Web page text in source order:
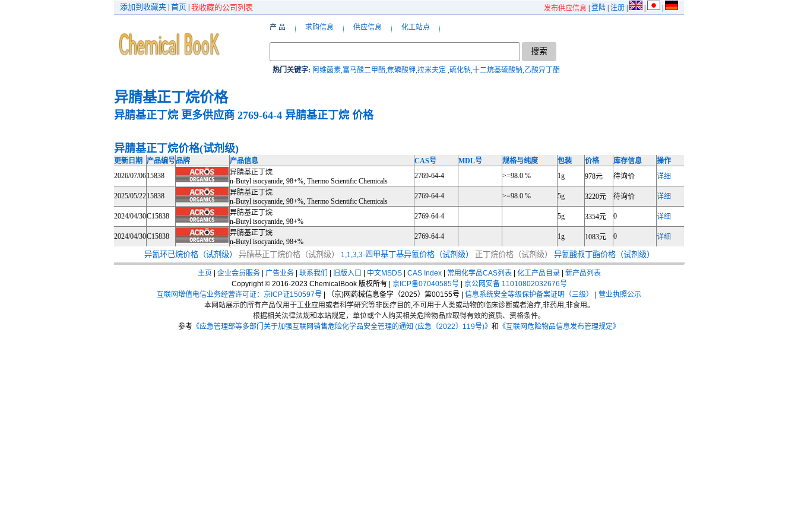
发布供应信息 登陆 注册
添加到收藏夹 首页 我收藏的公司列表
产 品 求购信息 供应信息 化工站点
热门关键字: 阿维菌素 富马酸二甲酯 焦磷酸钾 拉米夫定 硫化钠 十二烷基硫酸钠 乙酸异丁酯
异腈基正丁烷价格
异腈基正丁烷 更多供应商 2769-64-4 异腈基正丁烷 价格
异腈基正丁烷价格(试剂级)
更新日期 产品编号品牌 产品信息 CAS号 MDL号 规格与纯度 包装 价格 库存信息
操作
2026/07/0615838
异腈基正丁烷
n-Butyl isocyanide, 98+%, Thermo Scientific Chemicals
2769-64-4 >=98.0 % 1g 978元 待询价 详细
2025/05/2215838
异腈基正丁烷
n-Butyl isocyanide, 98+%, Thermo Scientific Chemicals
2769-64-4 >=98.0 % 5g 3220元 待询价 详细
2024/04/30C15838
异腈基正丁烷
n-Butyl isocyanide, 98+%
2769-64-4 5g 3354元 0 详细
2024/04/30C15838
异腈基正丁烷
n-Butyl isocyanide, 98+%
2769-64-4 1g 1083元 0 详细
异氰环已烷价格（试剂级） 异腈基正丁烷价格（试剂级） 1,1,3,3-四甲基丁基异氰价格（试剂级） 正丁烷价格（试剂级） 异氰酸叔丁酯价格（试剂级）
主页| 企业会员服务| 广告业务| 联系我们 | 旧版入口 | 中文MSDS| CAS Index| 常用化学品CAS列表| 化工产品目录| 新产品列表
Copyright © 2016-2023 ChemicalBook 版权所有 | 京ICP备07040585号| 京公网安备 11010802032676号
互联网增值电信业务经营许可证：京ICP证150597号 | （京)网药械信息备字（2025）第00155号 | 信息系统安全等级保护备案证明（三级） | 营业执照公示
本网站展示的所有产品仅用于工业应用或者科学研究等非医疗目的,不可用于人类或动物的临床诊断或者治疗,非药用,非食用。
根据相关法律法规和本站规定，单位或个人购买相关危险物品应取得有效的资质、资格条件。
参考 《应急管理部等多部门关于加强互联网销售危险化学品安全管理的通知 (应急〔2022〕119号)》 和 《互联网危险物品信息发布管理规定》